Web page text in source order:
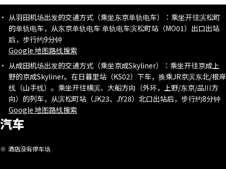
从羽田机场出发的交通方式（乘坐东京单轨电车）：乘坐开往滨松町
的单轨电车，从东京单轨电车 单轨电车滨松町站（MO01）出口出站
后，步行约9分钟
Google 地图路线搜索
从成田机场出发的交通方式（乘坐京成Skyliner）：乘坐开往京成上
野的京成Skyliner。在日暮里站（KS02）下车，换乘JR京滨东北/根岸
线（山手线）。乘坐开往横滨、大船方向（外环，上野/东京/品川方
向）的列车，从滨松町站（JK23、JY28）北口出站后，步行约8分钟
Google 地图路线搜索
汽车
酒店没有停车场